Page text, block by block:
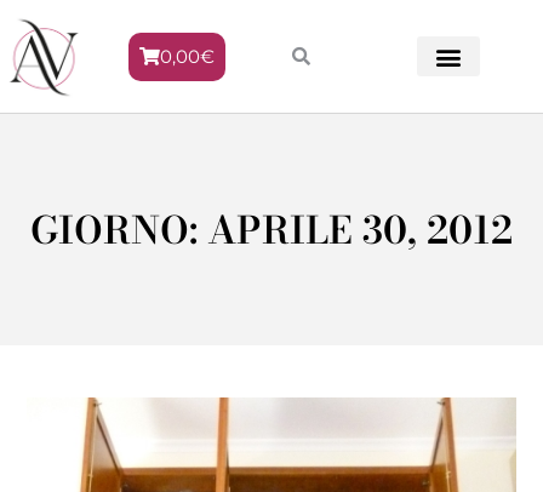
0,00€
GIORNO: APRILE 30, 2012